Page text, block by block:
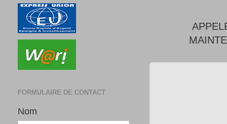
FORMULAIRE DE CONTACT
Nom